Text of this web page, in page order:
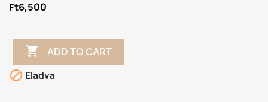
Ft6,500
 ADD TO CART
 Eladva